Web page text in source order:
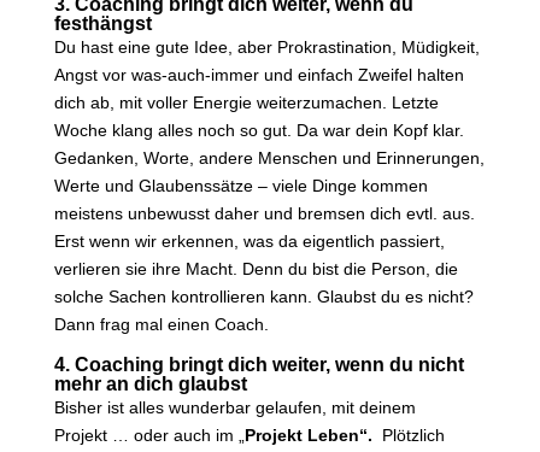
3. Coaching bringt dich weiter, wenn du
festhängst
Du hast eine gute Idee, aber Prokrastination, Müdigkeit,
Angst vor was-auch-immer und einfach Zweifel halten
dich ab, mit voller Energie weiterzumachen. Letzte
Woche klang alles noch so gut. Da war dein Kopf klar.
Gedanken, Worte, andere Menschen und Erinnerungen,
Werte und Glaubenssätze – viele Dinge kommen
meistens unbewusst daher und bremsen dich evtl. aus.
Erst wenn wir erkennen, was da eigentlich passiert,
verlieren sie ihre Macht. Denn du bist die Person, die
solche Sachen kontrollieren kann. Glaubst du es nicht?
Dann frag mal einen Coach.
4. Coaching bringt dich weiter, wenn du nicht
mehr an dich glaubst
Bisher ist alles wunderbar gelaufen, mit deinem
Projekt … oder auch im „ Projekt Leben“.
Plötzlich